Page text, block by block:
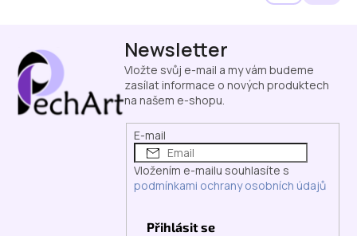
Newsletter
Vložte svůj e-mail a my vám budeme
zasílat informace o nových produktech
na našem e-shopu.
E-mail
Vložením e-mailu souhlasíte s
podmínkami ochrany osobních údajů
Přihlásit se